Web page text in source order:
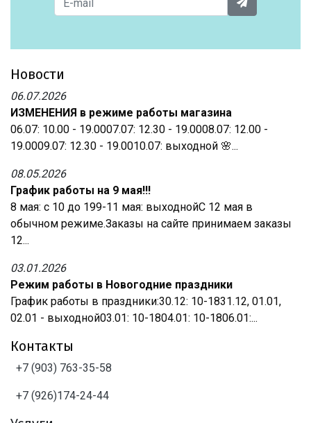
Новости
06.07.2026
ИЗМЕНЕНИЯ в режиме работы магазина
06.07: 10.00 - 19.0007.07: 12.30 - 19.0008.07: 12.00 -
19.0009.07: 12.30 - 19.0010.07: выходной 🌸...
08.05.2026
График работы на 9 мая!!!
8 мая: с 10 до 199-11 мая: выходнойС 12 мая в
обычном режиме.Заказы на сайте принимаем заказы
12...
03.01.2026
Режим работы в Новогодние праздники
График работы в праздники:30.12: 10-1831.12, 01.01,
02.01 - выходной03.01: 10-1804.01: 10-1806.01:...
Контакты
+7 (903) 763-35-58
+7 (926)174-24-44